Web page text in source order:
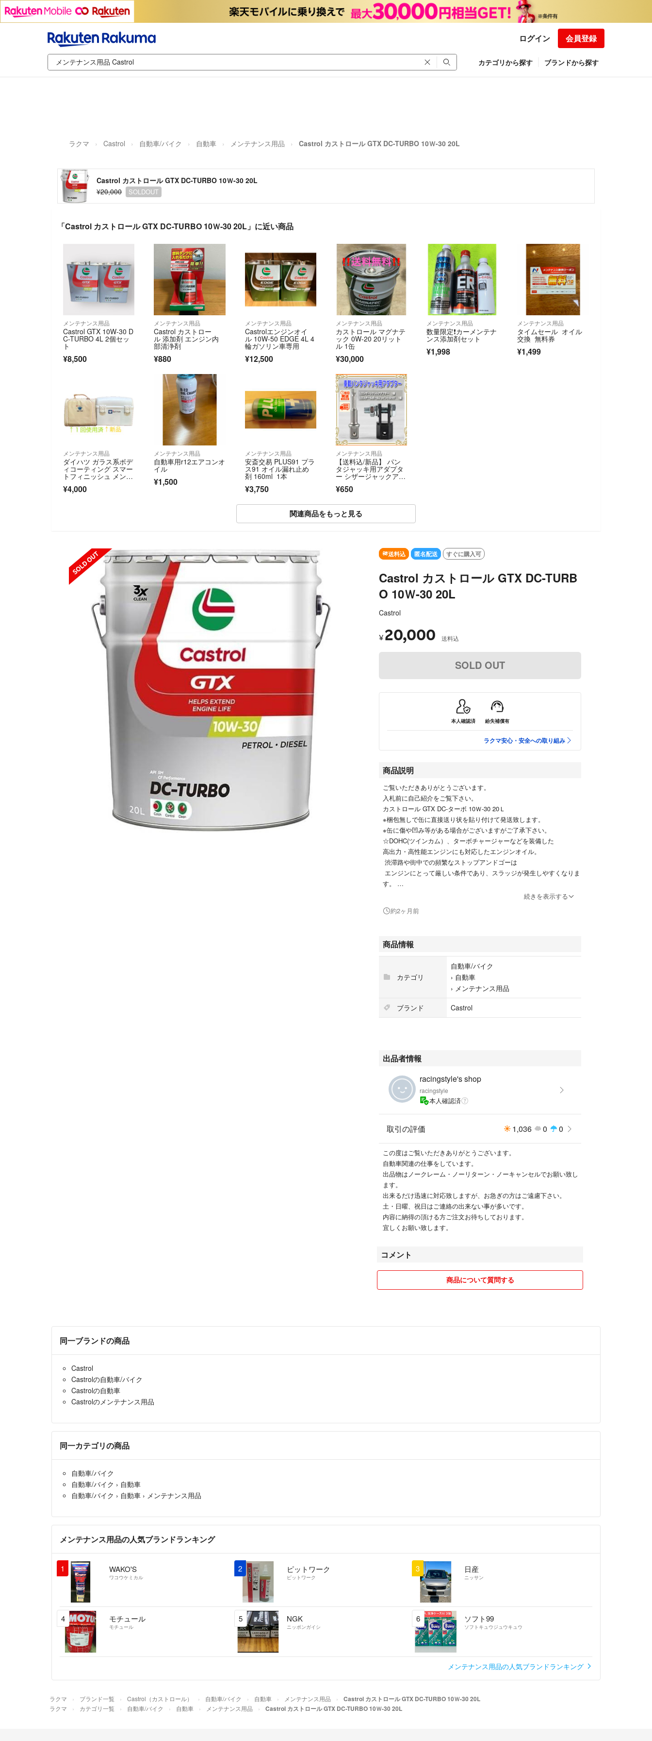
ログイン 会員登録
カテゴリから探す ブランドから探す
ラクマ Castrol 自動車/バイク 自動車 メンテナンス用品 Castrol カストロール GTX DC-TURBO 10Ｗ-30 20L
Castrol カストロール GTX DC-TURBO 10Ｗ-30 20L
¥20,000
SOLDOUT
「Castrol カストロール GTX DC-TURBO 10Ｗ-30 20L」に近い商品
メンテナンス用品
Castrol GTX 10W-30 D
C-TURBO 4L 2個セッ
ト
¥8,500
メンテナンス用品
Castrol カストロー
ル 添加剤 エンジン内
部清浄剤
¥880
メンテナンス用品
Castrolエンジンオイ
ル 10W-50 EDGE 4L 4
輪ガソリン車専用
¥12,500
メンテナンス用品
カストロール マグナテ
ック 0W-20 20リット
ル 1缶
¥30,000
メンテナンス用品
数量限定❗カーメンテナ
ンス添加剤セット
¥1,998
メンテナンス用品
タイムセール オイル
交換 無料券
¥1,499
メンテナンス用品
ダイハツ ガラス系ボデ
ィコーティング スマー
トフィニッシュ メンテ
ット＋1回使用済1セッ
¥4,000
メンテナンス用品
自動車用r12エアコンオ
イル
¥1,500
メンテナンス用品
安斎交易 PLUS91 プラ
ス91 オイル漏れ止め
剤 160ml 1本
¥3,750
メンテナンス用品
【送料込/新品】 パン
タジャッキ用アダプタ
ー シザージャックアダ
ー タイヤ交換 工具 ㉓
¥650
関連商品をもっと見る
SOLD OUT 送料込 匿名配送 すぐに購入可
Castrol カストロール GTX DC-TURB
O 10Ｗ-30 20L
Castrol
¥ 20,000 送料込
SOLD OUT
本人確認済 紛失補償有
ラクマ安心・安全への取り組み
商品説明
ご覧いただきありがとうございます。
入札前に自己紹介をご覧下さい。
カストロール GTX DC-ターボ 10Ｗ-30 20Ｌ
※梱包無しで缶に直接送り状を貼り付けて発送致します。
※缶に傷や凹み等がある場合がございますがご了承下さい。
☆DOHC(ツインカム）、ターボチャージャーなどを装備した
高出力・高性能エンジンにも対応したエンジンオイル。
渋滞路や街中での頻繁なストップアンドゴーは
エンジンにとって厳しい条件であり、スラッジが発生しやすくなりま
す。
カストロールGTXはエンジンに悪影響を及ぼすスラッジの発生を抑制
卓越した耐熱性能を持つので、
ターボ車など高出力・高性能エンジンにも安心してご使用いただけま
•摩擦軽減剤の配合により、エンジン内各部の金属摩擦抵抗を軽減しま
•20年以上に亘るロングセラー商品です。
続きを表示する
約2ヶ月前
商品情報
カテゴリ
自動車/バイク
› 自動車
› メンテナンス用品
ブランド
Castrol
出品者情報
racingstyle's shop
racingstyle
本人確認済
取引の評価 1,036 0 0
この度はご覧いただきありがとうございます。
自動車関連の仕事をしています。
出品物はノークレーム・ノーリターン・ノーキャンセルでお願い致し
ます。
出来るだけ迅速に対応致しますが、お急ぎの方はご遠慮下さい。
土・日曜、祝日はご連絡の出来ない事が多いです。
内容に納得の頂ける方ご注文お待ちしております。
宜しくお願い致します。
コメント
商品について質問する
同一ブランドの商品
Castrol
Castrolの自動車/バイク
Castrolの自動車
Castrolのメンテナンス用品
同一カテゴリの商品
自動車/バイク
自動車/バイク › 自動車
自動車/バイク › 自動車 › メンテナンス用品
メンテナンス用品の人気ブランドランキング
1 WAKO'S
ワコウケミカル
2 ピットワーク
ピットワーク
3 日産
ニッサン
4 モチュール
モチュール
5 NGK
ニッポンガイシ
6 ソフト99
ソフトキュウジュウキュウ
メンテナンス用品の人気ブランドランキング
ラクマ ブランド一覧 Castrol（カストロール） 自動車/バイク 自動車 メンテナンス用品 Castrol カストロール GTX DC-TURBO 10Ｗ-30 20L
ラクマ カテゴリ一覧 自動車/バイク 自動車 メンテナンス用品 Castrol カストロール GTX DC-TURBO 10Ｗ-30 20L